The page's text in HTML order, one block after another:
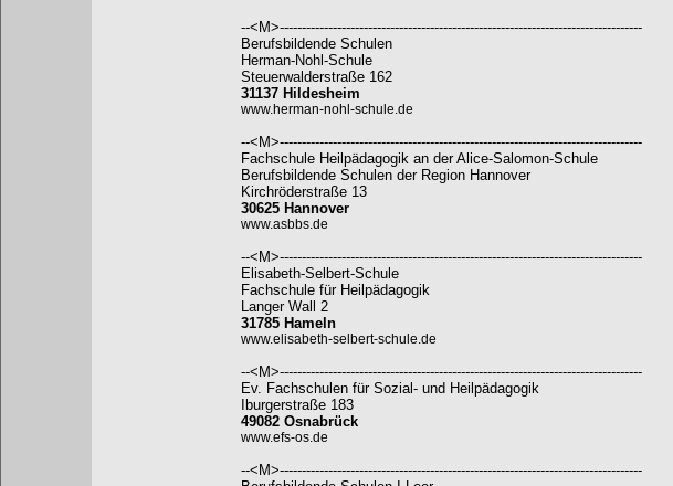
--<M>----------------------------------------------------------------------------------
Berufsbildende Schulen
Herman-Nohl-Schule
Steuerwalderstraße 162
31137 Hildesheim
www.herman-nohl-schule.de
--<M>----------------------------------------------------------------------------------
Fachschule Heilpädagogik an der Alice-Salomon-Schule
Berufsbildende Schulen der Region Hannover
Kirchröderstraße 13
30625 Hannover
www.asbbs.de
--<M>----------------------------------------------------------------------------------
Elisabeth-Selbert-Schule
Fachschule für Heilpädagogik
Langer Wall 2
31785 Hameln
www.elisabeth-selbert-schule.de
--<M>----------------------------------------------------------------------------------
Ev. Fachschulen für Sozial- und Heilpädagogik
Iburgerstraße 183
49082 Osnabrück
www.efs-os.de
--<M>----------------------------------------------------------------------------------